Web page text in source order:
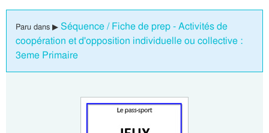
Paru dans ▶ Séquence / Fiche de prep - Activités de
coopération et d'opposition individuelle ou collective :
3eme Primaire